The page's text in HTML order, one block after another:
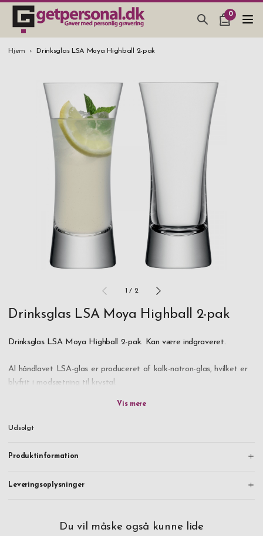
0
GAVEARTIKLAR & TING
SMYKKER & ACCESSORIES
GAVEIDEER
BRYLLUPSGAVE 2026
STUDENTERGAVE 2026
Hjem Drinksglas LSA Moya Highball 2-pak
1 / 2
Drinksglas LSA Moya Highball 2-pak
Drinksglas LSA Moya Highball 2-pak. Kan være indgraveret.
Al håndlavet LSA-glas er produceret af kalk-natron-glas, hvilket er
blyfrit i modsætning til krystal.
skabe den rette ”opskrift” og blande ingredienserne videnskabeligt i
produkts tekstur, konsistens, farve og klarhed bliver som ønsket.
gasopvarmet brændingsovn. Sommetider kan luftbobler blive fanget
del af processen bag håndlavet, mundblæst glas.
Udsolgt
Produktinformation
Leveringsoplysninger
Du vil måske også kunne lide